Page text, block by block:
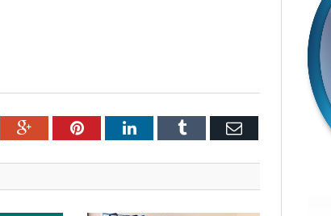
Google+PinterestLinkedInTumblr Email